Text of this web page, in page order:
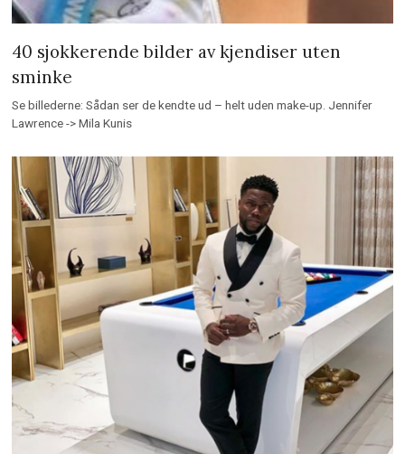
40 sjokkerende bilder av kjendiser uten
sminke
Se billederne: Sådan ser de kendte ud – helt uden make-up. Jennifer
Lawrence -> Mila Kunis